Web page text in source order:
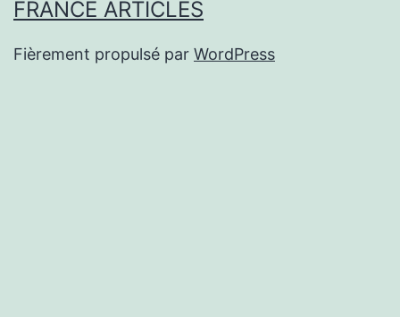
FRANCE ARTICLES
Fièrement propulsé par WordPress